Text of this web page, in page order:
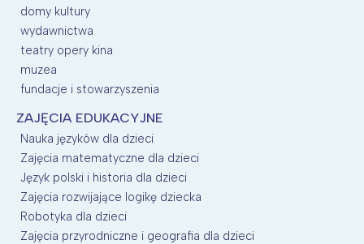
domy kultury
wydawnictwa
teatry opery kina
muzea
fundacje i stowarzyszenia
ZAJĘCIA EDUKACYJNE
Nauka języków dla dzieci
Zajęcia matematyczne dla dzieci
Język polski i historia dla dzieci
Zajęcia rozwijające logikę dziecka
Robotyka dla dzieci
Zajęcia przyrodniczne i geografia dla dzieci